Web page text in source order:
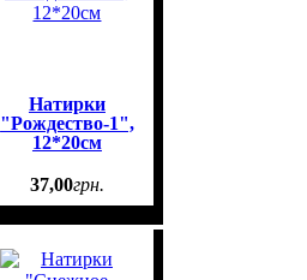
Натирки
"Рождество-1",
12*20см
37,00грн.